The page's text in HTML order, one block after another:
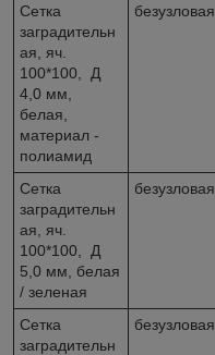
Сетка
заградительн
ая, яч.
100*100, Д
4,0 мм,
белая,
материал -
полиамид
безузловая
Сетка
заградительн
ая, яч.
100*100, Д
5,0 мм, белая
/ зеленая
безузловая
Сетка
заградительн
безузловая